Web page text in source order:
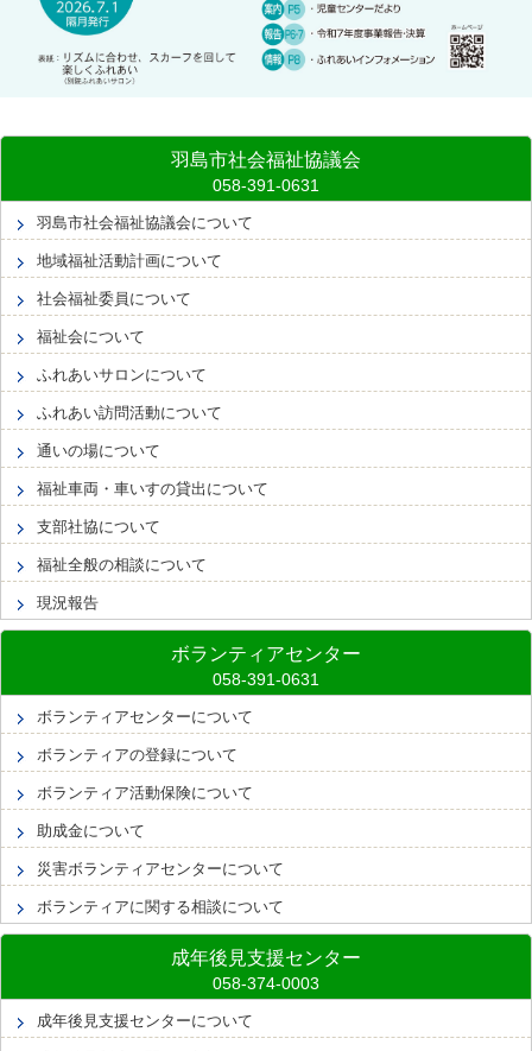
羽島市社会福祉協議会
羽島市社会福祉協議会について
地域福祉活動計画について
社会福祉委員について
福祉会について
ふれあいサロンについて
ふれあい訪問活動について
通いの場について
福祉車両・車いすの貸出について
支部社協について
福祉全般の相談について
現況報告
ボランティアセンター
ボランティアセンターについて
ボランティアの登録について
ボランティア活動保険について
助成金について
災害ボランティアセンターについて
ボランティアに関する相談について
成年後見支援センター
成年後見支援センターについて